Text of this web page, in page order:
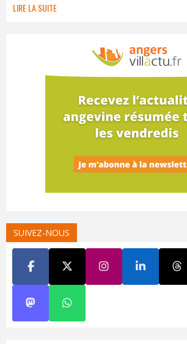
LIRE LA SUITE
SUIVEZ-NOUS